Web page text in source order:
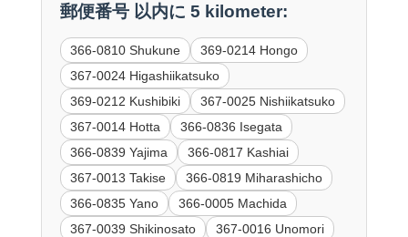
郵便番号 以内に 5 kilometer:
366-0810 Shukune
369-0214 Hongo
367-0024 Higashiikatsuko
369-0212 Kushibiki
367-0025 Nishiikatsuko
367-0014 Hotta
366-0836 Isegata
366-0839 Yajima
366-0817 Kashiai
367-0013 Takise
366-0819 Miharashicho
366-0835 Yano
366-0005 Machida
367-0039 Shikinosato
367-0016 Unomori